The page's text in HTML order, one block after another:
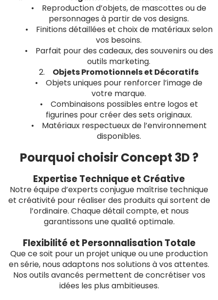
• Reproduction d’objets, de mascottes ou de
personnages à partir de vos designs.
• Finitions détaillées et choix de matériaux selon
vos besoins.
• Parfait pour des cadeaux, des souvenirs ou des
outils marketing.
2. Objets Promotionnels et Décoratifs
• Objets uniques pour renforcer l’image de
votre marque.
• Combinaisons possibles entre logos et
figurines pour créer des sets originaux.
• Matériaux respectueux de l’environnement
disponibles.
Pourquoi choisir Concept 3D ?
Expertise Technique et Créative
Notre équipe d’experts conjugue maîtrise technique
et créativité pour réaliser des produits qui sortent de
l’ordinaire. Chaque détail compte, et nous
garantissons une qualité optimale.
Flexibilité et Personnalisation Totale
Que ce soit pour un projet unique ou une production
en série, nous adaptons nos solutions à vos attentes.
Nos outils avancés permettent de concrétiser vos
idées les plus ambitieuses.